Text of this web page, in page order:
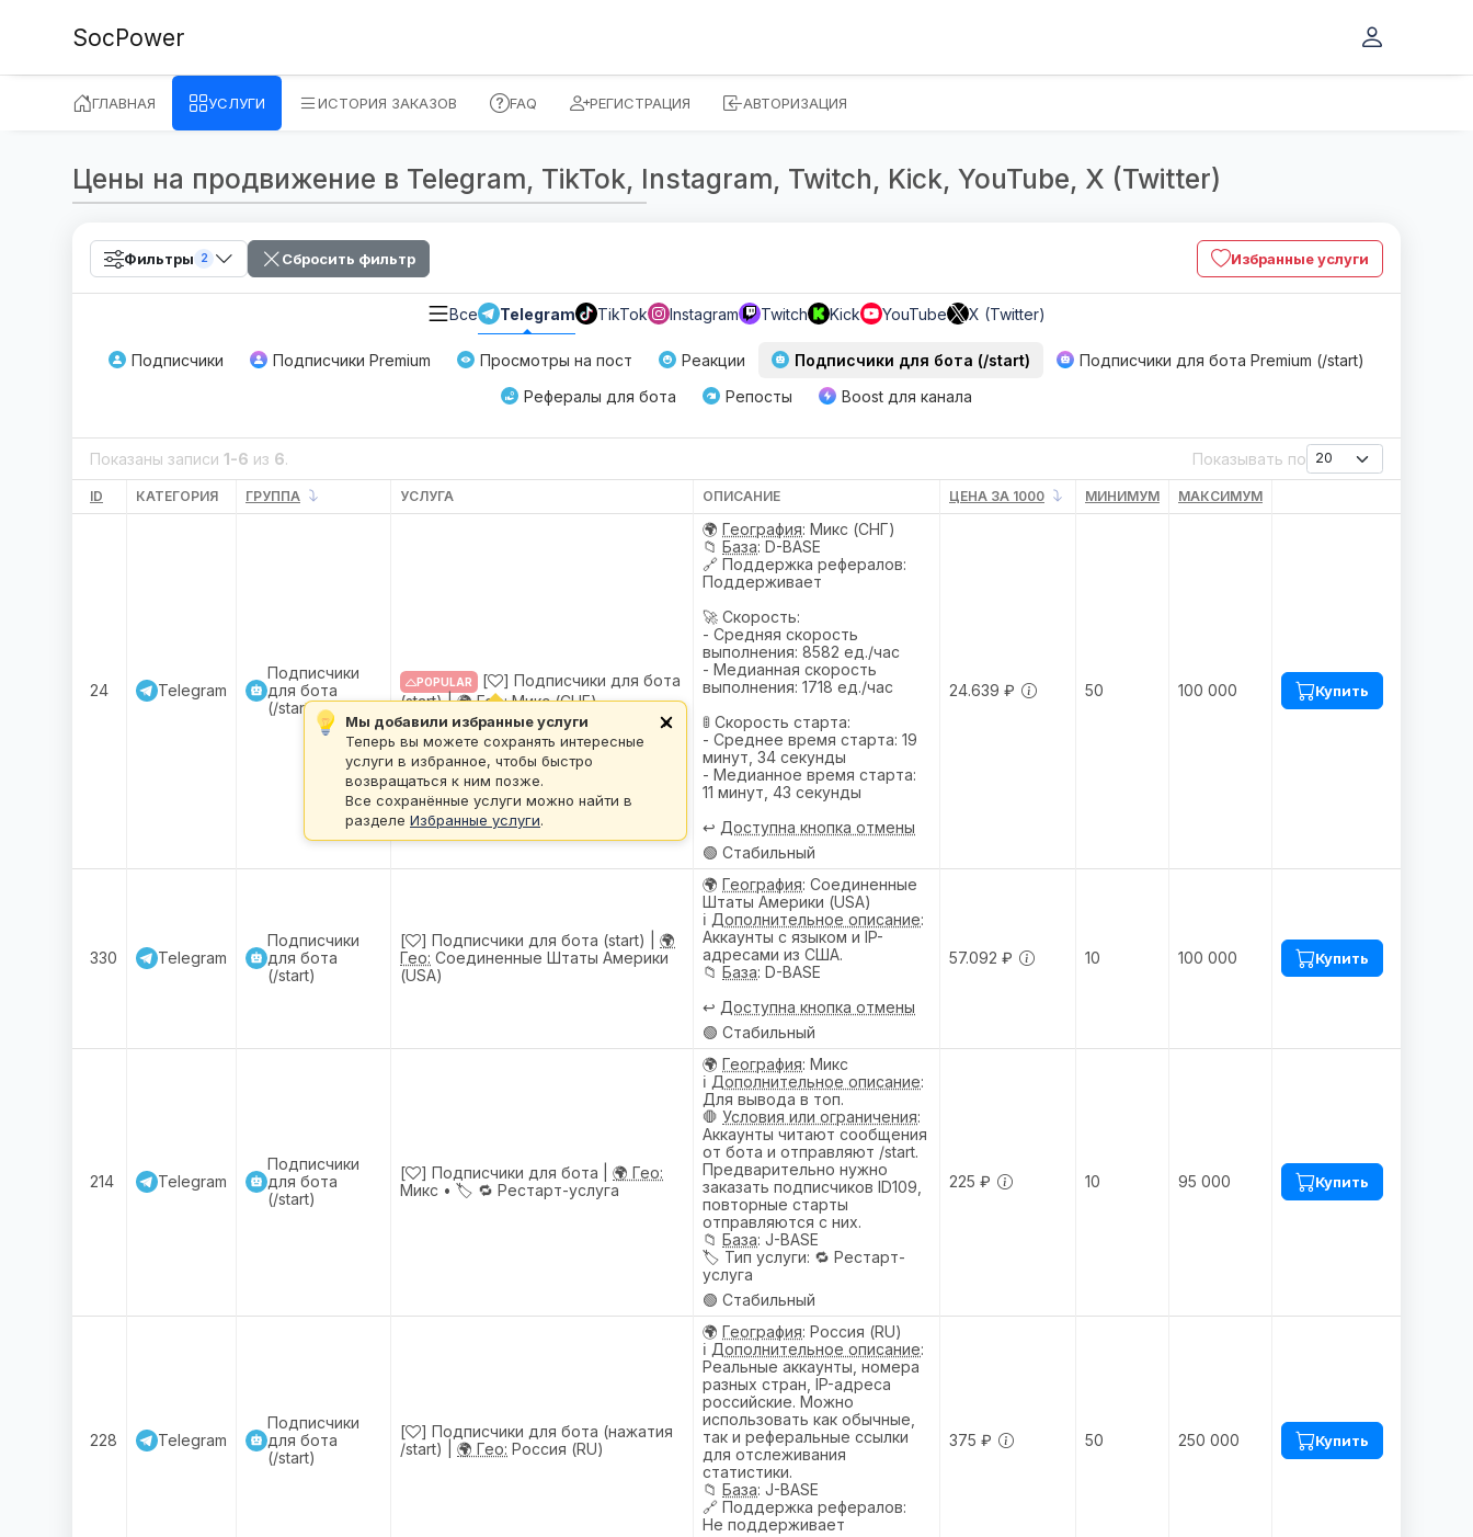
SocPower
ГЛАВНАЯ УСЛУГИ ИСТОРИЯ ЗАКАЗОВ FAQ РЕГИСТРАЦИЯ АВТОРИЗАЦИЯ
Цены на продвижение в Telegram, TikTok, Instagram, Twitch, Kick, YouTube, X (Twitter)
Фильтры 2 Сбросить фильтр Избранные услуги
Все Telegram TikTok Instagram Twitch Kick YouTube X (Twitter)
Подписчики Подписчики Premium Просмотры на пост Реакции Подписчики для бота (/start)
Подписчики для бота Premium (/start)
Рефералы для бота
Репосты Boost для канала
Показаны записи 1-6 из 6. Показывать по
ID КАТЕГОРИЯ ГРУППА УСЛУГА ОПИСАНИЕ ЦЕНА ЗА 1000 МИНИМУМ МАКСИМУМ
24 Telegram
Подписчики
для бота
(/start)
POPULAR [
] Подписчики для бота
(start) |🌍 Гео:Микс (СНГ)
🌍 География: Микс (СНГ)
📁 База: D-BASE
🔗 Поддержка рефералов:
Поддерживает
🚀 Скорость:
- Средняя скорость
выполнения: 8582 ед./час
- Медианная скорость
выполнения: 1718 ед./час
🚦 Скорость старта:
- Среднее время старта: 19
минут, 34 секунды
- Медианное время старта:
11 минут, 43 секунды
↩️ Доступна кнопка отмены
🟢 Стабильный
24.639 ₽ 50 100 000 Купить
330 Telegram
Подписчики
для бота
(/start)
[ ] Подписчики для бота (start) | 🌍
Гео: Соединенные Штаты Америки
(USA)
🌍 География: Соединенные
Штаты Америки (USA)
ℹ️ Дополнительное описание:
Аккаунты с языком и IP-
адресами из США.
📁 База: D-BASE
↩️ Доступна кнопка отмены
🟢 Стабильный
57.092 ₽ 10 100 000 Купить
214 Telegram
Подписчики
для бота
(/start)
[ ] Подписчики для бота | 🌍 Гео:
Микс • 🏷️ 🔁 Рестарт-услуга
🌍 География: Микс
ℹ️ Дополнительное описание:
Для вывода в топ.
🛑 Условия или ограничения:
Аккаунты читают сообщения
от бота и отправляют /start.
Предварительно нужно
заказать подписчиков ID109,
повторные старты
отправляются с них.
📁 База: J-BASE
🏷️ Тип услуги: 🔁 Рестарт-
услуга
🟢 Стабильный
225 ₽ 10 95 000 Купить
228 Telegram
Подписчики
для бота
(/start)
[
] Подписчики для бота (нажатия
/start) | 🌍 Гео: Россия (RU)
🌍 География: Россия (RU)
ℹ️ Дополнительное описание:
Реальные аккаунты, номера
разных стран, IP-адреса
российские. Можно
использовать как обычные,
так и реферальные ссылки
для отслеживания
статистики.
📁 База: J-BASE
🔗 Поддержка рефералов:
Не поддерживает
375 ₽ 50 250 000 Купить
Мы добавили избранные услуги
Теперь вы можете сохранять интересные
услуги в избранное, чтобы быстро
возвращаться к ним позже.
Все сохранённые услуги можно найти в
разделе Избранные услуги.
×